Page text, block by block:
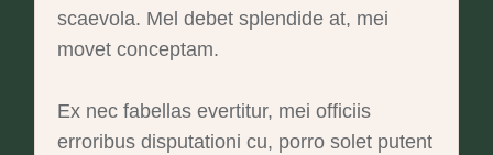
scaevola. Mel debet splendide at, mei
movet conceptam.
Ex nec fabellas evertitur, mei officiis
erroribus disputationi cu, porro solet putent